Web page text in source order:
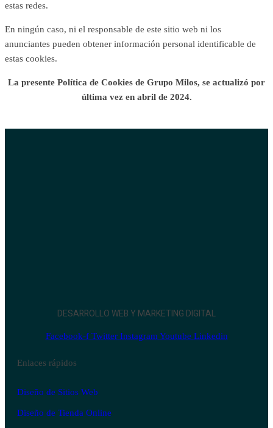
estas redes.
En ningún caso, ni el responsable de este sitio web ni los
anunciantes pueden obtener información personal identificable de
estas cookies.
La presente Política de Cookies de Grupo Milos, se actualizó por
última vez en abril de 2024.
DESARROLLO WEB Y MARKETING DIGITAL
Facebook-f Twitter Instagram Youtube Linkedin
Enlaces rápidos
Diseño de Sitios Web
Diseño de Tienda Online